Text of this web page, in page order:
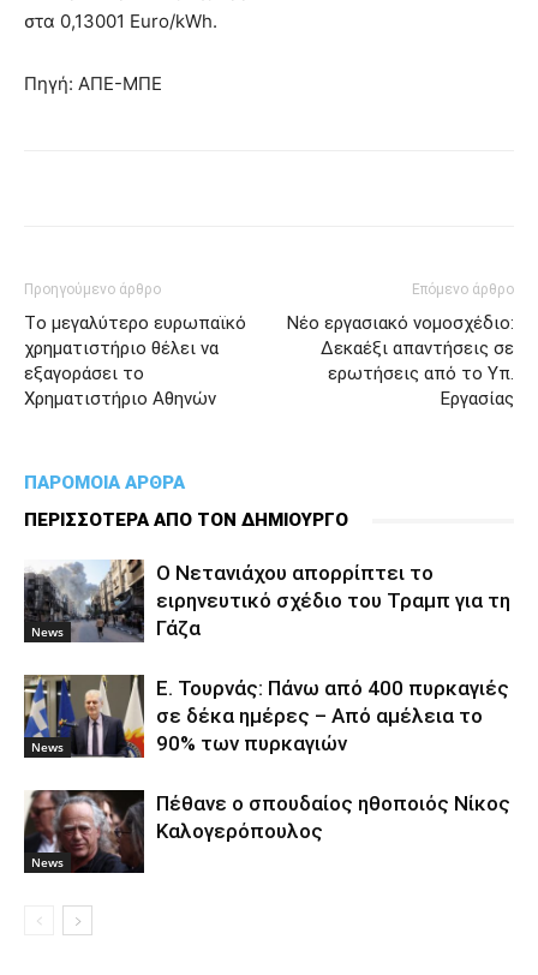
στα 0,13001 Euro/kWh.
Πηγή: ΑΠΕ-ΜΠΕ
Προηγούμενο άρθρο
Tο μεγαλύτερο ευρωπαϊκό
χρηματιστήριο θέλει να
εξαγοράσει το
Χρηματιστήριο Αθηνών
Επόμενο άρθρο
Νέο εργασιακό νομοσχέδιο:
Δεκαέξι απαντήσεις σε
ερωτήσεις από το Υπ.
Εργασίας
ΠΑΡΟΜΟΙΑ ΑΡΘΡΑ
ΠΕΡΙΣΣΟΤΕΡΑ ΑΠΟ ΤΟΝ ΔΗΜΙΟΥΡΓΟ
News
Ο Νετανιάχου απορρίπτει το
ειρηνευτικό σχέδιο του Τραμπ για τη
Γάζα
News
Ε. Τουρνάς: Πάνω από 400 πυρκαγιές
σε δέκα ημέρες – Από αμέλεια το
90% των πυρκαγιών
News
Πέθανε ο σπουδαίος ηθοποιός Νίκος
Καλογερόπουλος